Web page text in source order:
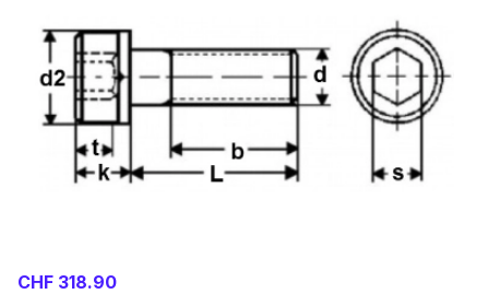
CHF 318.90